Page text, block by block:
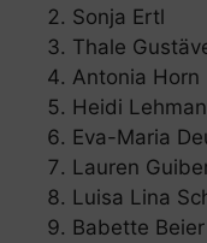
Sonja Ertl
Thale
Antonia Horn
Heidi
Eva-Maria
Lauren
Luisa Lina
Babette Beier